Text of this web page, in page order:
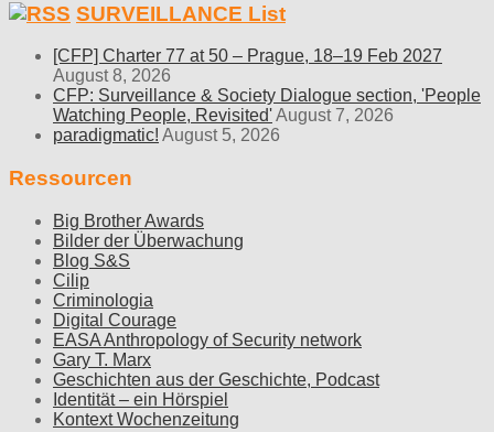
SURVEILLANCE List
[CFP] Charter 77 at 50 – Prague, 18–19 Feb 2027
August 8, 2026
CFP: Surveillance & Society Dialogue section, 'People
Watching People, Revisited'August 7, 2026
paradigmatic! August 5, 2026
Ressourcen
Big Brother Awards
Bilder der Überwachung
Blog S&S
Cilip
Criminologia
Digital Courage
EASA Anthropology of Security network
Gary T. Marx
Geschichten aus der Geschichte, Podcast
Identität – ein Hörspiel
Kontext Wochenzeitung